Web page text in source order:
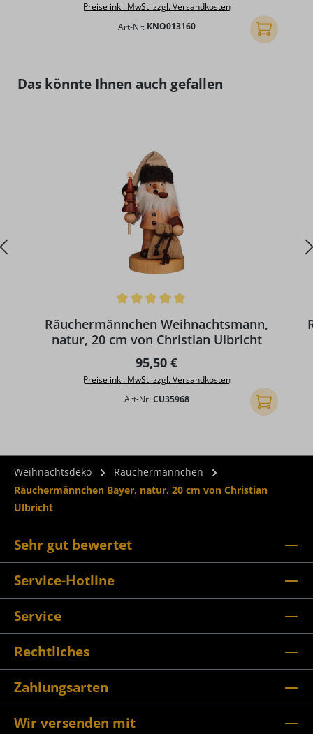
Preise inkl. MwSt. zzgl. Versandkosten
Art-Nr: KNO013160 In den
Produktgalerie überspringen
Das könnte Ihnen auch gefallen
Räuchermännchen Weihnachtsmann,
natur, 20 cm von Christian Ulbricht
Regulärer Preis:
95,50 €
Preise inkl. MwSt. zzgl. Versandkosten
Art-Nr: CU35968 In den
Weihnachtsdeko
Räuchermännchen
Räuchermännchen Bayer, natur, 20 cm von Christian
Ulbricht
Sehr gut bewertet
Service-Hotline
Service
Rechtliches
Zahlungsarten
Wir versenden mit